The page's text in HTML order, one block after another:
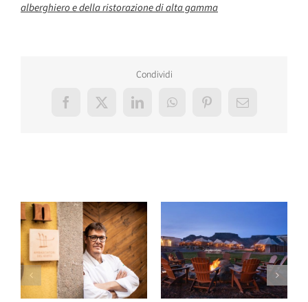
alberghiero e della ristorazione di alta gamma
Condividi
Facebook
X LinkedInWhatsAppPinterestEmail